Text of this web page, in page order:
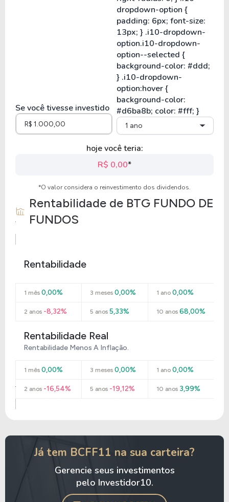
Se você tivesse investido
1 ano
hoje você teria:
R$ 0,00*
*O valor considera o reinvestimento dos dividendos.
Rentabilidade de BTG FUNDO DE
FUNDOS
Rentabilidade
1 mês 0,00% 3 meses 0,00% 1 ano0,00%
2 anos -8,32% 5 anos 5,33% 10 anos68,00%
Rentabilidade Real
Rentabilidade Menos A Inflação.
1 mês 0,00% 3 meses 0,00% 1 ano0,00%
2 anos -16,54% 5 anos -19,12% 10 anos3,99%
Já tem BCFF11 na sua carteira?
Gerencie seus investimentos
pelo Investidor10.